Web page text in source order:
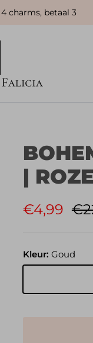
charms, betaal 3
| ROZE
€4,99
Kleur: Goud